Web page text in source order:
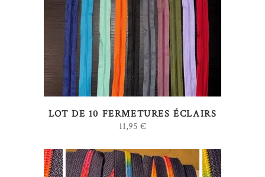
LIRE LA SUITE
LOT DE 10 FERMETURES ÉCLAIRS
11,95 €